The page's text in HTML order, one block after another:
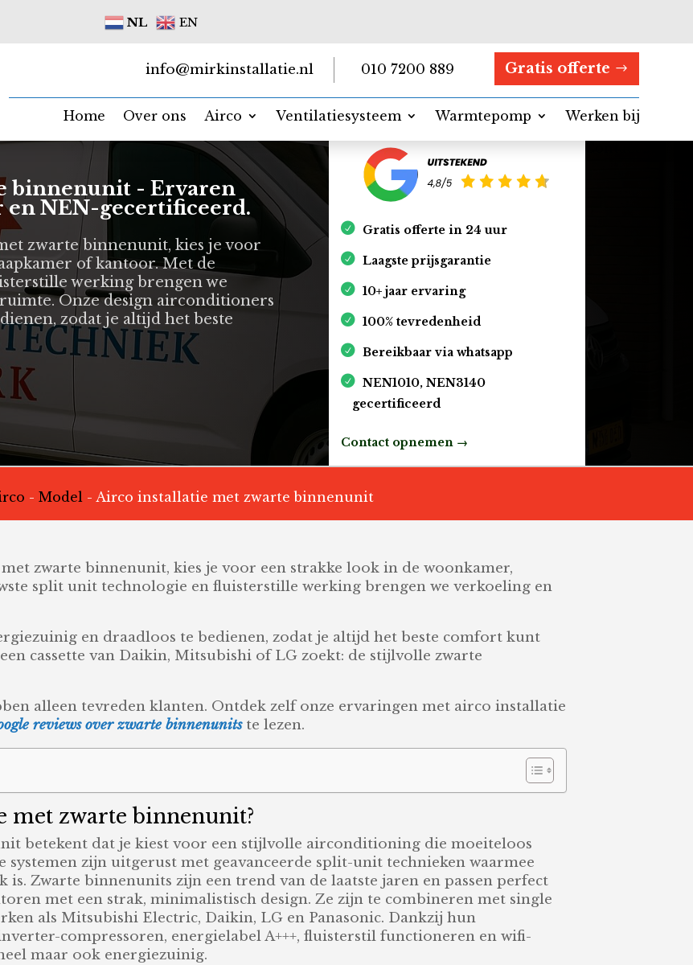
NL EN
Gratis offerte
010 7200 889
info@mirkinstallatie.nl
Home Over ons Airco Ventilatiesysteem Warmtepomp
Werken bij
binnenunit - Ervaren
NEN-gecertificeerd.
zwarte binnenunit, kies je voor
of kantoor. Met de
werking brengen we
Onze design airconditioners
zodat je altijd het beste
Gratis offerte in 24 uur
Laagste prijsgarantie
10+ jaar ervaring
100% tevredenheid
Bereikbaar via whatsapp
NEN1010, NEN3140
gecertificeerd
Contact opnemen →
- Model- Airco installatie met zwarte binnenunit
zwarte binnenunit, kies je voor een strakke look in de woonkamer,
split unit technologie en fluisterstille werking brengen we verkoeling en
en draadloos te bedienen, zodat je altijd het beste comfort kunt
cassette van Daikin, Mitsubishi of LG zoekt: de stijlvolle zwarte
alleen tevreden klanten. Ontdek zelf onze ervaringen met airco installatie
reviews over zwarte binnenunitste lezen.
met zwarte binnenunit?
betekent dat je kiest voor een stijlvolle airconditioning die moeiteloos
zijn uitgerust met geavanceerde split-unit technieken waarmee
is. Zwarte binnenunits zijn een trend van de laatste jaren en passen perfect
met een strak, minimalistisch design. Ze zijn te combineren met single
als Mitsubishi Electric, Daikin, LG en Panasonic. Dankzij hun
compressoren, energielabel A+++, fluisterstil functioneren en wifi-
maar ook energiezuinig.